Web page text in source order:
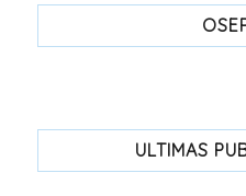
ULTIMAS